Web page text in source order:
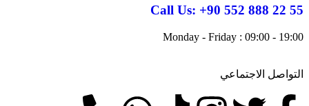
Call Us: +90 552 888 22 55
Monday - Friday : 09:00 - 19:00
التواصل الاجتماعي